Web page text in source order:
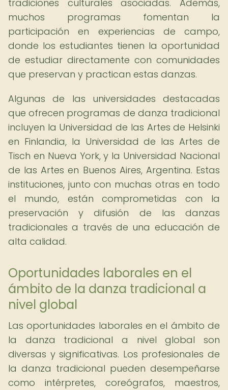
tradiciones culturales asociadas. Además,
muchos programas fomentan la
participación en experiencias de campo,
donde los estudiantes tienen la oportunidad
de estudiar directamente con comunidades
que preservan y practican estas danzas.
Algunas de las universidades destacadas
que ofrecen programas de danza tradicional
incluyen la Universidad de las Artes de Helsinki
en Finlandia, la Universidad de las Artes de
Tisch en Nueva York, y la Universidad Nacional
de las Artes en Buenos Aires, Argentina. Estas
instituciones, junto con muchas otras en todo
el mundo, están comprometidas con la
preservación y difusión de las danzas
tradicionales a través de una educación de
alta calidad.
Oportunidades laborales en el
ámbito de la danza tradicional a
nivel global
Las oportunidades laborales en el ámbito de
la danza tradicional a nivel global son
diversas y significativas. Los profesionales de
la danza tradicional pueden desempeñarse
como intérpretes, coreógrafos, maestros,